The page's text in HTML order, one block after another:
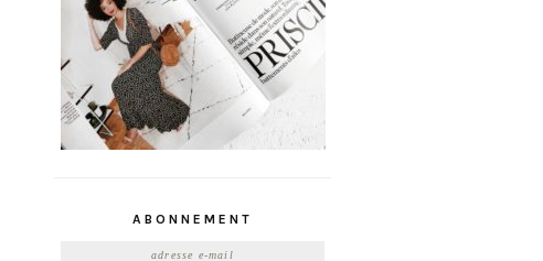
ABONNEMENT